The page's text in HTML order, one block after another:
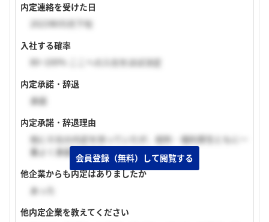
内定連絡を受けた日
2023年05月下旬
入社する確率
80~100% ここへの入社をほぼ決定
内定承諾・辞退
承諾
内定承諾・辞退理由
他に６社の内定を持っていたが、給料・福利厚生ともに一
番よく承諾を決めた。
他企業からも内定はありましたか
あった
他内定企業を教えてください
会員登録（無料）して閲覧する